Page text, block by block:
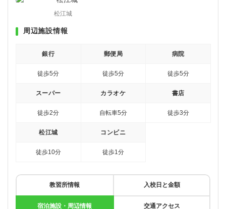
松江城
周辺施設情報
銀行
徒歩5分
郵便局
徒歩5分
病院
徒歩5分
スーパー
徒歩2分
カラオケ
自転車5分
書店
徒歩3分
松江城
徒歩10分
コンビニ
徒歩1分
教習所情報 入校日と金額
宿泊施設・周辺情報 交通アクセス